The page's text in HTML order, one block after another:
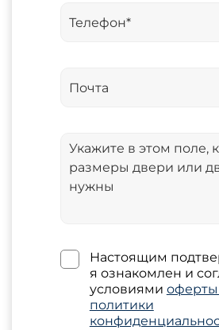
Настоящим
я ознакомлен и
условиями
политики